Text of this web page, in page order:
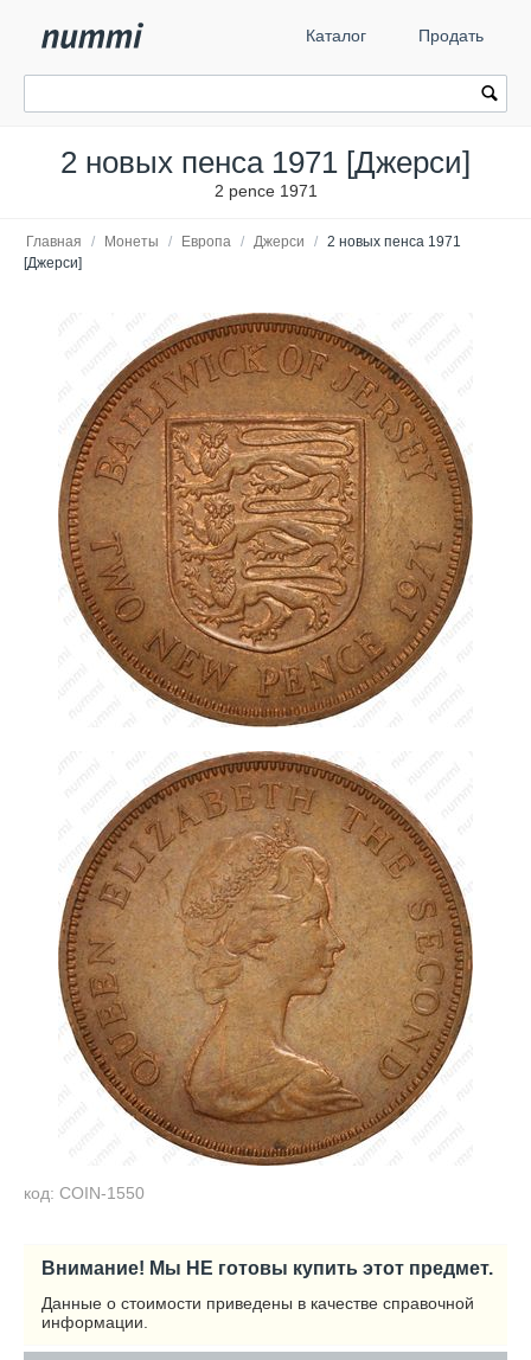
Каталог Продать
2 новых пенса 1971 [Джерси]
2 pence 1971
Главная / Монеты / Европа / Джерси / 2 новых пенса 1971
[Джерси]
код: COIN-1550
Внимание! Мы НЕ готовы купить этот предмет.
Данные о стоимости приведены в качестве справочной
информации.